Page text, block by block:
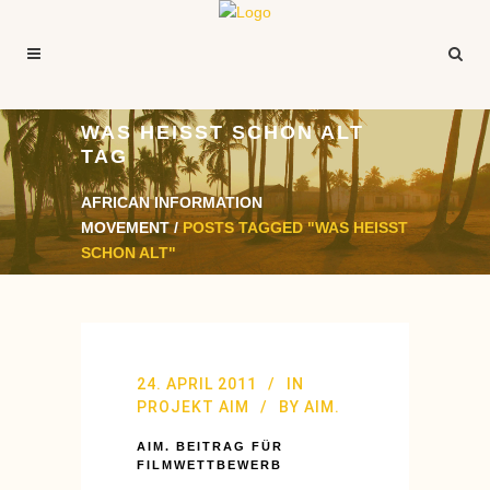
WAS HEISST SCHON ALT
TAG
AFRICAN INFORMATION
MOVEMENT/POSTS TAGGED "WAS HEISST
SCHON ALT"
24. APRIL 2011
IN
PROJEKT AIM
BY AIM.
AIM. BEITRAG FÜR
FILMWETTBEWERB